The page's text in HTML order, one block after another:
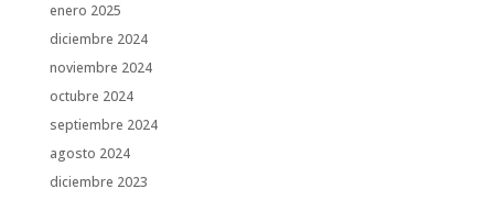
enero 2025
diciembre 2024
noviembre 2024
octubre 2024
septiembre 2024
agosto 2024
diciembre 2023